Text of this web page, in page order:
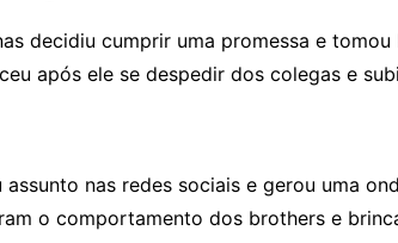
decidiu cumprir uma promessa e
após ele se despedir dos colegas e
nas redes sociais e gerou uma
o comportamento dos brothers e